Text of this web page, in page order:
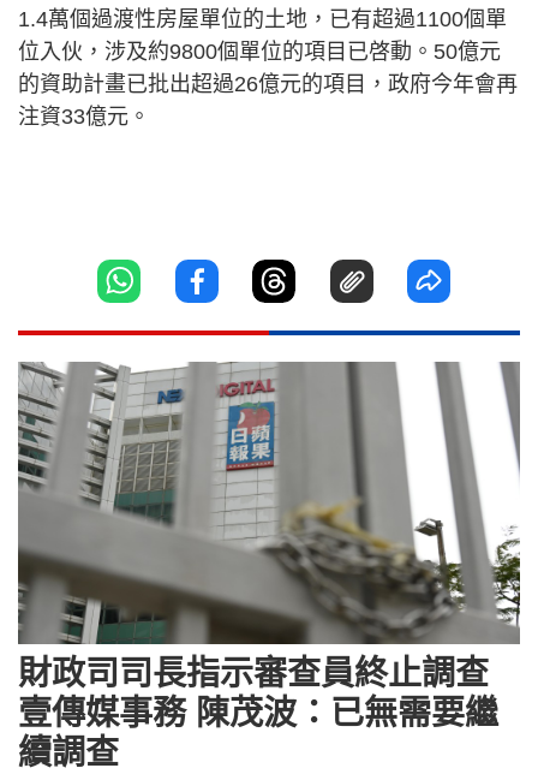
1.4萬個過渡性房屋單位的土地，已有超過1100個單
位入伙，涉及約9800個單位的項目已啓動。50億元
的資助計畫已批出超過26億元的項目，政府今年會再
注資33億元。
財政司司長指示審查員終止調查
壹傳媒事務 陳茂波：已無需要繼
續調查